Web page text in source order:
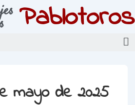
Pablotoros
mayo de 2025